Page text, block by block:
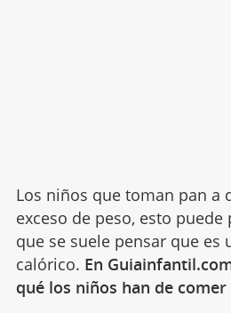
Los niños que toman pan a
exceso de peso, esto puede
que se suele pensar que es
calórico. En
qué los niños han de